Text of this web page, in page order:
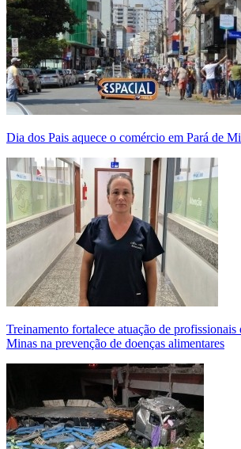
Dia dos Pais aquece o comércio em Pará de
Treinamento fortalece atuação de profissionais
Minas na prevenção de doenças alimentares